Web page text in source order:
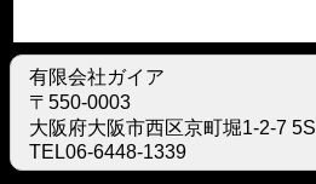
有限会社ガイア
〒550-0003
大阪府大阪市西区京町堀1-2-7 5S
TEL06-6448-1339